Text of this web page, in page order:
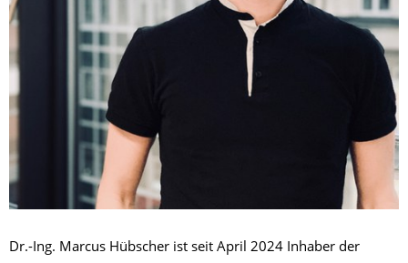
Dr.-Ing. Marcus Hübscher ist seit April 2024 Inhaber der